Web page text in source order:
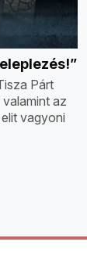
Párt
az
vagyoni